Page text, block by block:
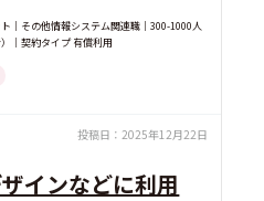
｜その他情報システム関連職｜300-1000人
｜契約タイプ 有償利用
投稿日： 2025年12月22日
インなどに利用